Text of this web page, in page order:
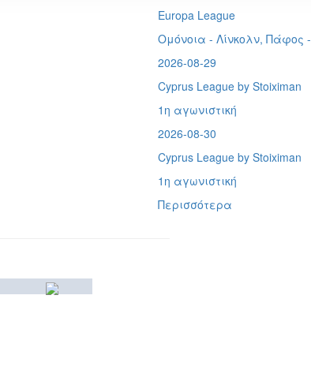
Europa League
Ομόνοια - Λίνκολν, Πάφος -
2026-08-29
Cyprus League by Stoiximan
1η αγωνιστική
2026-08-30
Cyprus League by Stoiximan
1η αγωνιστική
Περισσότερα